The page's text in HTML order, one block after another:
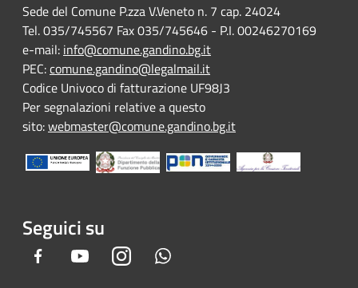
Sede del Comune P.zza V.Veneto n. 7 cap. 24024
Tel. 035/745567 Fax 035/745646 - P.I. 00246270169
e-mail: info@comune.gandino.bg.it
PEC:comune.gandino@legalmail.it
Codice Univoco di fatturazione UF98J3
Per segnalazioni relative a questo
sito:webmaster@comune.gandino.bg.it
Seguici su
Facebook YoutubeInstagram